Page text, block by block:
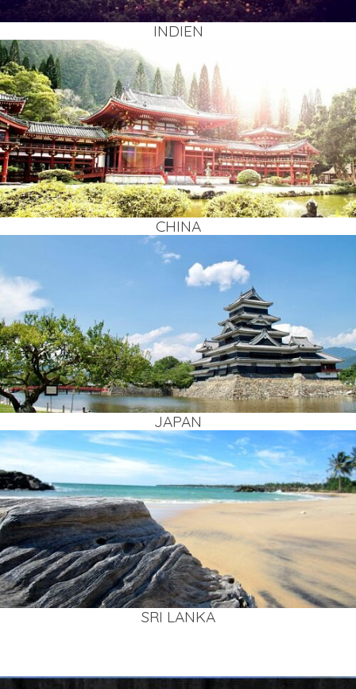
INDI­EN
CHI­NA
JAPAN
SRI LAN­KA